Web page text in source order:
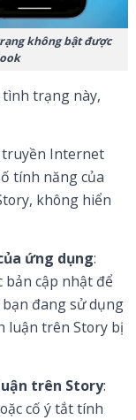
không bật được
trạng này,
Internet
tính năng của
không hiển
ứng dụng:
bản cập nhật để
đang sử dụng
luận trên Story bị
trên Story:
cố ý tắt tính